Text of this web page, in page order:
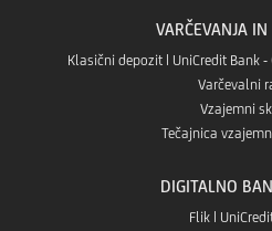
VARČEVANJA
Klasični depozit | UniCredit Bank
Varčevalni
Vzajemni
Tečajnica
DIGITALNO
Flik |